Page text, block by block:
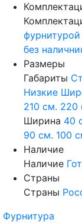
фурнитурой
без
Размеры
Габариты
Низкие
210 см. 220
Ширина 40
90 см. 100
Наличие
Наличие
Страны
Страны
Фурнитура